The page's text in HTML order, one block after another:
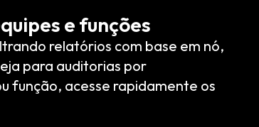
e funções
relatórios com base em nó,
para auditorias por
função, acesse rapidamente os